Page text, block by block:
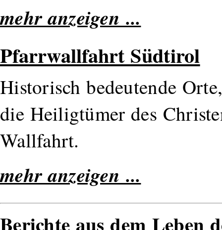
mehr anzeigen ...
Pfarrwallfahrt Südtirol
Historisch bedeutende
die Heiligtümer des
Wallfahrt.
mehr anzeigen ...
Berichte aus dem Leben